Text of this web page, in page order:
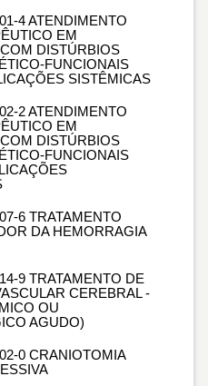
4 ATENDIMENTO
EM
DISTÚRBIOS
FUNCIONAIS
SISTÊMICAS
2 ATENDIMENTO
EM
DISTÚRBIOS
FUNCIONAIS
6 TRATAMENTO
DA HEMORRAGIA
9 TRATAMENTO DE
CEREBRAL -
OU
AGUDO)
0 CRANIOTOMIA